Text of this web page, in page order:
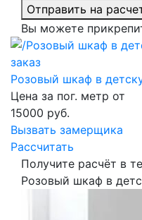
Отправить на
Вы можете
Розовый шкаф в
Цена за пог. метр от
15000 руб.
Вызвать замерщика
Рассчитать
Получите расчёт в
Розовый шкаф в